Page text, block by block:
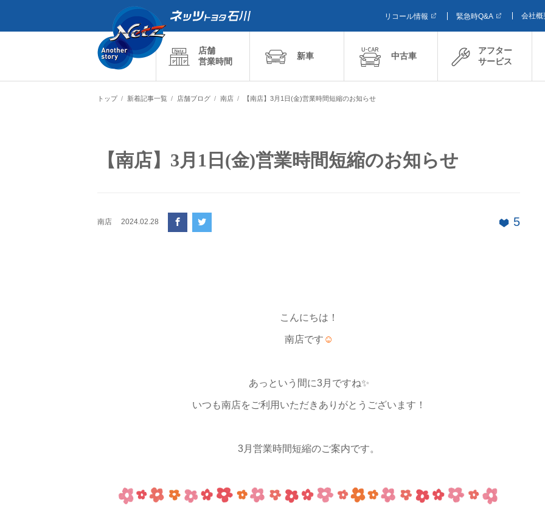
リコール情報 緊急時Q&A 会社概
店舗
営業時間
新車 中古車
アフター
サービス
トップ 新着記事一覧 店舗ブログ 南店 【南店】3月1日(金)営業時間短縮のお知らせ
【南店】3月1日(金)営業時間短縮のお知らせ
南店 2024.02.28 5
こんにちは！
南店です ☺
あっという間に3月ですね✨
いつも南店をご利用いただきありがとうございます！
3月営業時間短縮のご案内です。